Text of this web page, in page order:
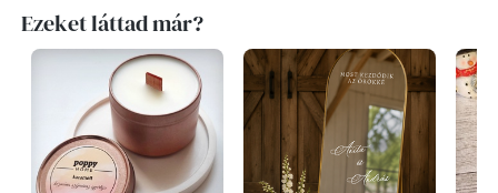
Ezeket láttad már?